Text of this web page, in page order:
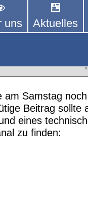
von
um
uns Aktuelles
WDR
PPP Aktionen
Samstag
Beitrag
eines
zu finden: